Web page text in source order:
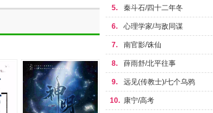
5. 秦斗石/四十二年冬
6. 心理学家/与敌同谋
7. 南官影/诛仙
8. 薛雨舒/北平往事
9. 远见(传教士)/七个乌鸦
10. 康宁/高考